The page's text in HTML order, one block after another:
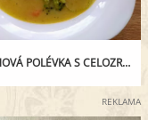
ZELENINOVÁ POLÉVKA S CELOZRNNÝM KUSKUSEM
REKLAMA